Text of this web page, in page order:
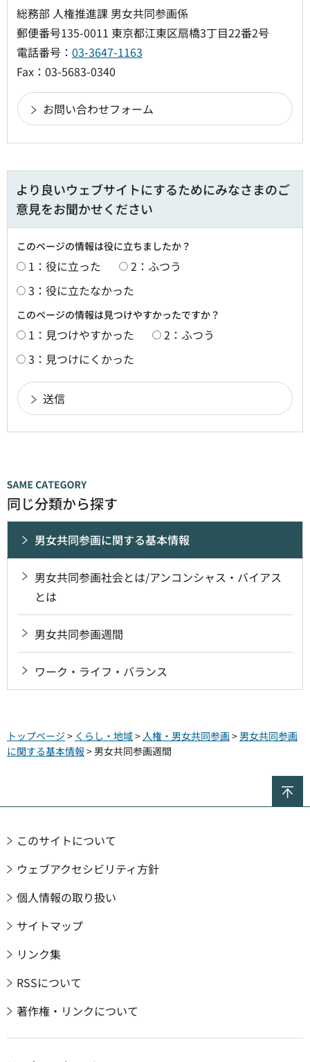
総務部 人権推進課 男女共同参画係
郵便番号135-0011 東京都江東区扇橋3丁目22番2号
電話番号： 03-3647-1163
Fax：03-5683-0340
より良いウェブサイトにするためにみなさまのご
意見をお聞かせください
このページの情報は役に立ちましたか？
1：役に立った
2：ふつう
3：役に立たなかった
このページの情報は見つけやすかったですか？
1：見つけやすかった
2：ふつう
3：見つけにくかった
同じ分類から探す
男女共同参画に関する基本情報
男女共同参画社会とは/アンコンシャス・バイアス
とは
男女共同参画週間
ワーク・ライフ・バランス
トップページ > くらし・地域> 人権・男女共同参画> 男女共同参画
に関する基本情報 > 男女共同参画週間
このサイトについて
ウェブアクセシビリティ方針
個人情報の取り扱い
サイトマップ
リンク集
RSSについて
著作権・リンクについて